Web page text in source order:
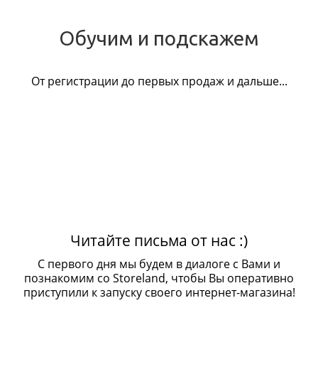
Обучим и подскажем
От регистрации до первых продаж и дальше...
Читайте письма от нас :)
С первого дня мы будем в диалоге с Вами и
познакомим со Storeland, чтобы Вы оперативно
приступили к запуску своего интернет-магазина!